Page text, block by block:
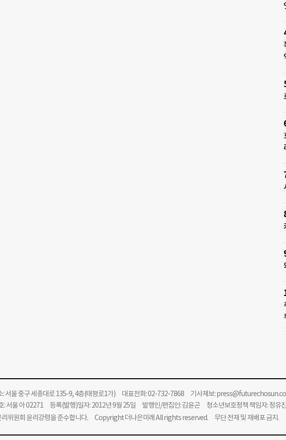
울 중구 세종대로 135-9, 4층(태평로1가) 대표전화: 02-732-7868 기사제보:
: 서울 아 02271 등록(발행)일자: 2012년 9월 25일 발행인/편집인: 김윤곤 청소년보호정책 책임자: 정유진
위원회 윤리강령을 준수합니다. Copyright 더나은미래 All rights reserved. 무단 전재 및 재배포 금지.